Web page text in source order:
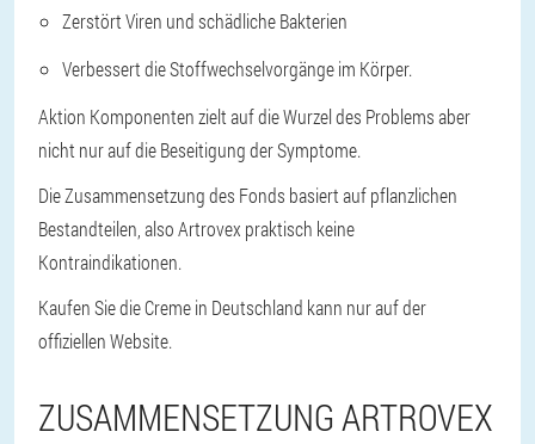
Zerstört Viren und schädliche Bakterien
Verbessert die Stoffwechselvorgänge im Körper.
Aktion Komponenten zielt auf die Wurzel des Problems aber
nicht nur auf die Beseitigung der Symptome.
Die Zusammensetzung des Fonds basiert auf pflanzlichen
Bestandteilen, also Artrovex praktisch keine
Kontraindikationen.
Kaufen Sie die Creme in Deutschland kann nur auf der
offiziellen Website.
ZUSAMMENSETZUNG ARTROVEX